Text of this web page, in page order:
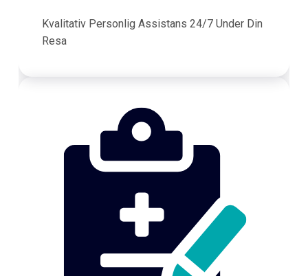
Kvalitativ Personlig Assistans 24/7 Under Din
Resa